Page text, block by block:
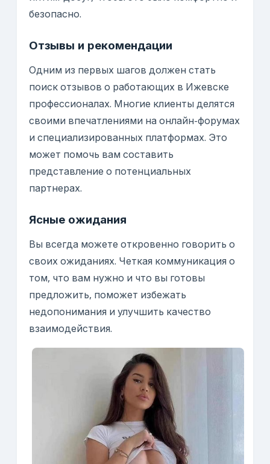
безопасно.
Отзывы и рекомендации
Одним из первых шагов должен стать
поиск отзывов о работающих в Ижевске
профессионалах. Многие клиенты делятся
своими впечатлениями на онлайн-форумах
и специализированных платформах. Это
может помочь вам составить
представление о потенциальных
партнерах.
Ясные ожидания
Вы всегда можете откровенно говорить о
своих ожиданиях. Четкая коммуникация о
том, что вам нужно и что вы готовы
предложить, поможет избежать
недопонимания и улучшить качество
взаимодействия.